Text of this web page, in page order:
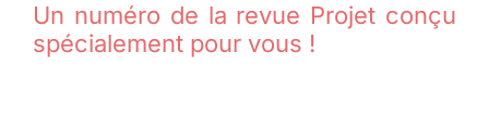
Un numéro de la revue Projet conçu
spécialement pour vous !